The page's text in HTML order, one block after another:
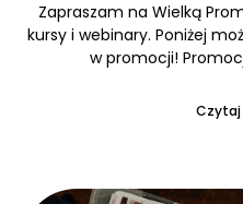
Zapraszam na Wielką
kursy i webinary. Poniżej
w promocji!
Czytaj